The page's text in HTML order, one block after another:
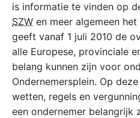
is informatie te vinden op
SZW en meer algemeen
geeft vanaf 1 juli 2010 de
alle Europese, provinciale
belang kunnen zijn voor
Ondernemersplein. Op
wetten, regels en
een ondernemer belangrijk